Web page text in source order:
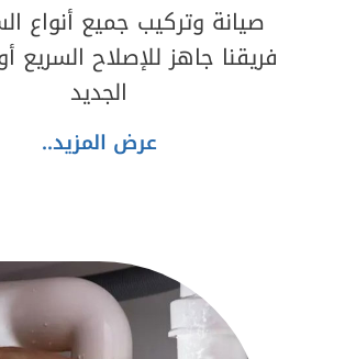
صيانة وتركيب جميع أنواع
فريقنا جاهز للإصلاح السريع
الجديد
عرض المزيد..